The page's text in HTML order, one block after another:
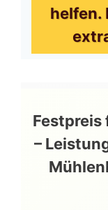
helfen.
Festpreis
–